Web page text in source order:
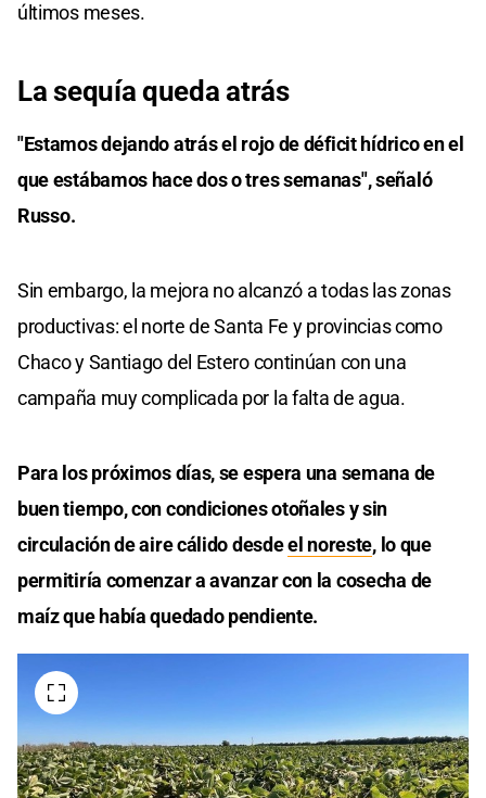
últimos meses.
La sequía queda atrás
"Estamos dejando atrás el rojo de déficit hídrico en el
que estábamos hace dos o tres semanas", señaló
Russo.
Sin embargo, la mejora no alcanzó a todas las zonas
productivas: el norte de Santa Fe y provincias como
Chaco y Santiago del Estero continúan con una
campaña muy complicada por la falta de agua.
Para los próximos días, se espera una semana de
buen tiempo, con condiciones otoñales y sin
circulación de aire cálido desdeel noreste, lo que
permitiría comenzar a avanzar con la cosecha de
maíz que había quedado pendiente.